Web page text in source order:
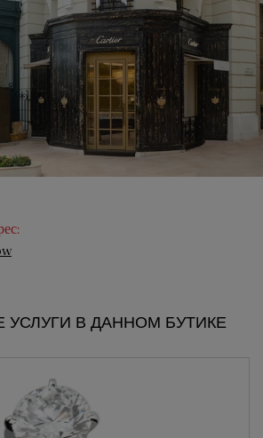
:
Link Opens in New Tab
В ДАННОМ БУТИКЕ